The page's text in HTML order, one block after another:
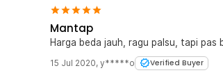
Mantap
Harga beda jauh, ragu palsu, tapi
15 Jul 2020, y*****o Verified Buyer